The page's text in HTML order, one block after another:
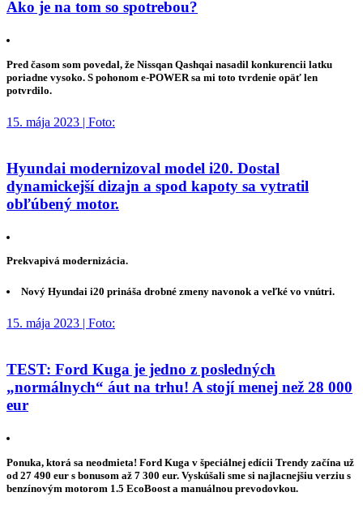
Ako je na tom so spotrebou?
Pred časom som povedal, že Nissqan Qashqai nasadil konkurencii latku
poriadne vysoko. S pohonom e-POWER sa mi toto tvrdenie opäť len
potvrdilo.
15. mája 2023 | Foto:
Hyundai modernizoval model i20. Dostal
dynamickejší dizajn a spod kapoty sa vytratil
obľúbený motor.
Prekvapivá modernizácia.
Nový Hyundai i20 prináša drobné zmeny navonok a veľké vo vnútri.
15. mája 2023 | Foto:
TEST: Ford Kuga je jedno z posledných
„normálnych“ áut na trhu! A stojí menej než 28 000
eur
Ponuka, ktorá sa neodmieta! Ford Kuga v špeciálnej edícii Trendy začína už
od 27 490 eur s bonusom až 7 300 eur. Vyskúšali sme si najlacnejšiu verziu s
benzínovým motorom 1.5 EcoBoost a manuálnou prevodovkou.